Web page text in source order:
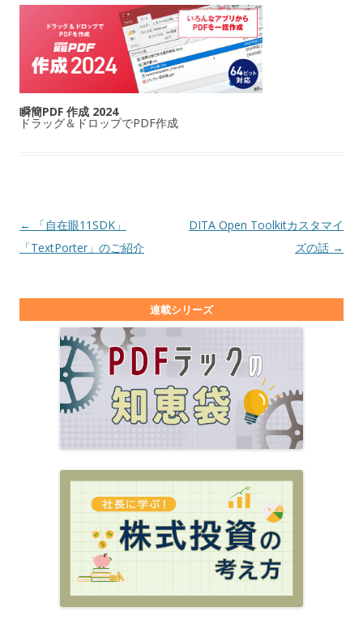
瞬簡PDF 作成 2024
ドラッグ＆ドロップでPDF作成
投稿ナビゲーション
←
「自在眼11SDK」
「TextPorter」のご紹介
DITA Open Toolkitカスタマイ
ズの話 →
連載シリーズ